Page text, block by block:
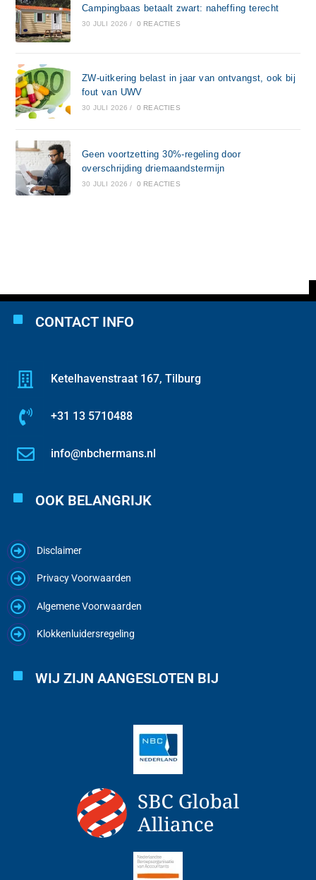
Campingbaas betaalt zwart: naheffing terecht
30 JULI 2026 / 0 REACTIES
ZW-uitkering belast in jaar van ontvangst, ook bij
fout van UWV
30 JULI 2026 / 0 REACTIES
Geen voortzetting 30%-regeling door
overschrijding driemaandstermijn
30 JULI 2026 / 0 REACTIES
CONTACT INFO
Ketelhavenstraat 167, Tilburg
+31 13 5710488
info@nbchermans.nl
OOK BELANGRIJK
Disclaimer
Privacy Voorwaarden
Algemene Voorwaarden
Klokkenluidersregeling
WIJ ZIJN AANGESLOTEN BIJ